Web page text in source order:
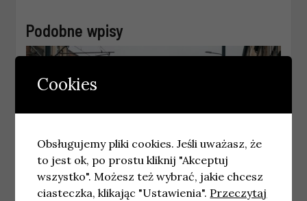
Podobne wpisy
Cookies
Obsługujemy pliki cookies. Jeśli uważasz, że
to jest ok, po prostu kliknij "Akceptuj
wszystko". Możesz też wybrać, jakie chcesz
ciasteczka, klikając "Ustawienia". Przeczytaj